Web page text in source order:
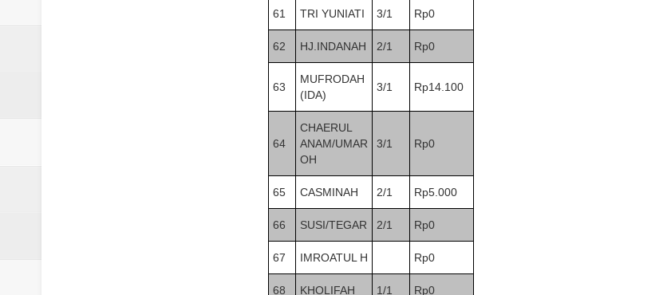
61 TRI YUNIATI 3/1 Rp0
62 HJ.INDANAH 2/1 Rp0
63
MUFRODAH
(IDA)
3/1 Rp14.100
64
CHAERUL
ANAM/UMAR
OH
3/1 Rp0
65 CASMINAH 2/1 Rp5.000
66 SUSI/TEGAR 2/1 Rp0
67 IMROATUL H Rp0
68 KHOLIFAH 1/1 Rp0